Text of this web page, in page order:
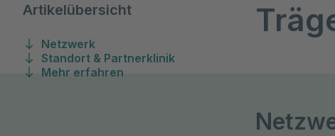
Artikelübersicht
Netzwerk
Standort & Partnerklinik
Mehr erfahren